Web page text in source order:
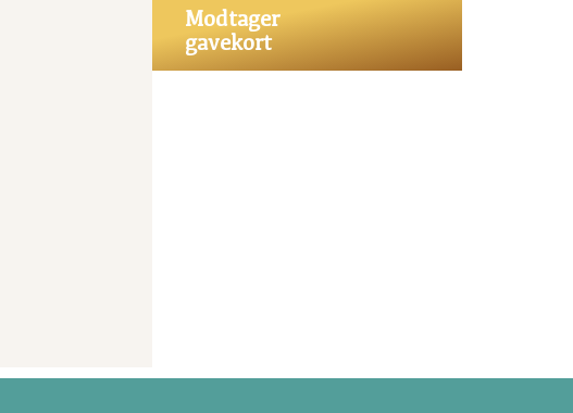
Modtager
gavekort